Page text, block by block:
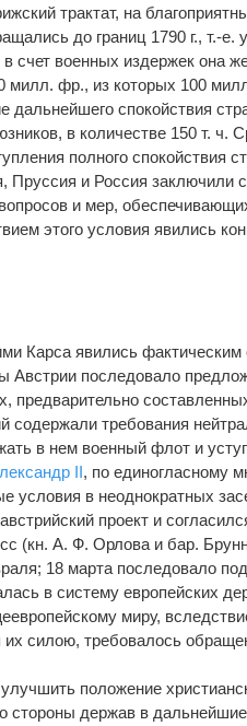
трактат, на
до границ 1790 г., т.-е.
счет военных издержек она
милл. фр., из которых 100
дальнейшего спокойствия
в количестве 150 т. ч.
полного спокойствия
и Россия заключили
и мер,
этого условия явились
Карса явились
Австрии последовало
предварительно
содержали требования
в нем военный флот и
II, по единогласному
условия в неоднократных
проект и
(кн. А. Ф. Орлова и бар.
18 марта последовало
в систему европейских
миру,
силою, требовалось
положение
стороны держав в